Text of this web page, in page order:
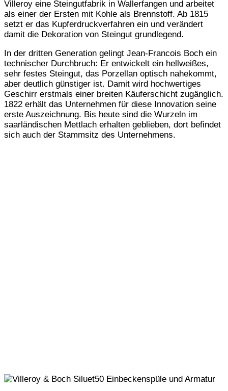
Villeroy eine Steingutfabrik in Wallerfangen und arbeitet
als einer der Ersten mit Kohle als Brennstoff. Ab 1815
setzt er das Kupferdruckverfahren ein und verändert
damit die Dekoration von Steingut grundlegend.
In der dritten Generation gelingt Jean-Francois Boch ein
technischer Durchbruch: Er entwickelt ein hellweißes,
sehr festes Steingut, das Porzellan optisch nahekommt,
aber deutlich günstiger ist. Damit wird hochwertiges
Geschirr erstmals einer breiten Käuferschicht zugänglich.
1822 erhält das Unternehmen für diese Innovation seine
erste Auszeichnung. Bis heute sind die Wurzeln im
saarländischen Mettlach erhalten geblieben, dort befindet
sich auch der Stammsitz des Unternehmens.